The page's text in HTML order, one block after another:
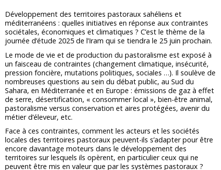
Développement des territoires pastoraux sahéliens et
méditerranéens : quelles initiatives en réponse aux contraintes
sociétales, économiques et climatiques ? C’est le thème de la
journée d’étude 2025 de l’Iram qui se tiendra le 25 juin prochain.
Le mode de vie et de production du pastoralisme est exposé à
un faisceau de contraintes (changement climatique, insécurité,
pression foncière, mutations politiques, sociales …). Il soulève de
nombreuses questions au sein du débat public, au Sud du
Sahara, en Méditerranée et en Europe : émissions de gaz à effet
de serre, désertification, « consommer local », bien-être animal,
pastoralisme versus conservation et aires protégées, avenir du
métier d’éleveur, etc.
Face à ces contraintes, comment les acteurs et les sociétés
locales des territoires pastoraux peuvent-ils s’adapter pour être
encore davantage moteurs dans le développement des
territoires sur lesquels ils opèrent, en particulier ceux qui ne
peuvent être mis en valeur que par les systèmes pastoraux ?